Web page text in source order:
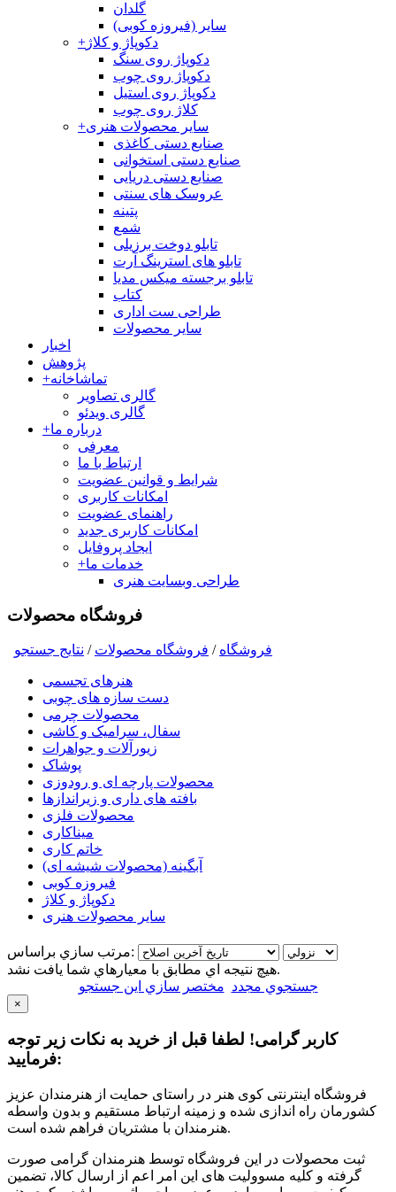
گلدان
سایر (فیروزه کوبی)
+دکوپاژ و کلاژ
دکوپاژ روی سنگ
دکوپاژ روی چوب
دکوپاژ روی استیل
کلاژ روی چوب
+سایر محصولات هنری
صنایع دستی کاغذی
صنایع دستی استخوانی
صنایع دستی دریایی
عروسک های سنتی
پتینه
شمع
تابلو دوخت برزیلی
تابلو های استرینگ آرت
تابلو برجسته میکس مدیا
کتاب
طراحی ست اداری
سایر محصولات
اخبار
پژوهش
+تماشاخانه
گالری تصاویر
گالری ویدئو
+درباره ما
معرفی
ارتباط با ما
شرایط و قوانین عضویت
امکانات کاربری
راهنمای عضویت
امکانات کاربری جدید
ایجاد پروفایل
+خدمات ما
طراحی وبسایت هنری
فروشگاه محصولات
فروشگاه / فروشگاه محصولات / نتايج جستجو
هنرهای تجسمی
دست سازه های چوبی
محصولات چرمی
سفال، سرامیک و کاشی
زیورآلات و جواهرات
پوشاک
محصولات پارچه ای و رودوزی
بافته های داری و زیراندازها
محصولات فلزی
میناکاری
خاتم کاری
آبگینه (محصولات شیشه ای)
فیروزه کوبی
دکوپاژ و کلاژ
سایر محصولات هنری
مرتب سازي براساس:
هيچ نتيجه اي مطابق با معيارهاي شما يافت نشد.
جستجوي مجدد مختصر سازي اين جستجو
×
کاربر گرامی! لطفا قبل از خرید به نکات زیر توجه
فرمایید:
فروشگاه اینترنتی کوی هنر در راستای حمایت از هنرمندان عزیز
کشورمان راه اندازی شده و زمینه ارتباط مستقیم و بدون واسطه
هنرمندان با مشتریان فراهم شده است.
ثبت محصولات در این فروشگاه توسط هنرمندان گرامی صورت
گرفته و کلیه مسوولیت های این امر اعم از ارسال کالا، تضمین